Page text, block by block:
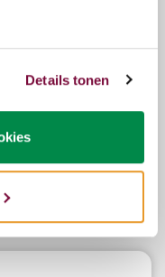
Details tonen